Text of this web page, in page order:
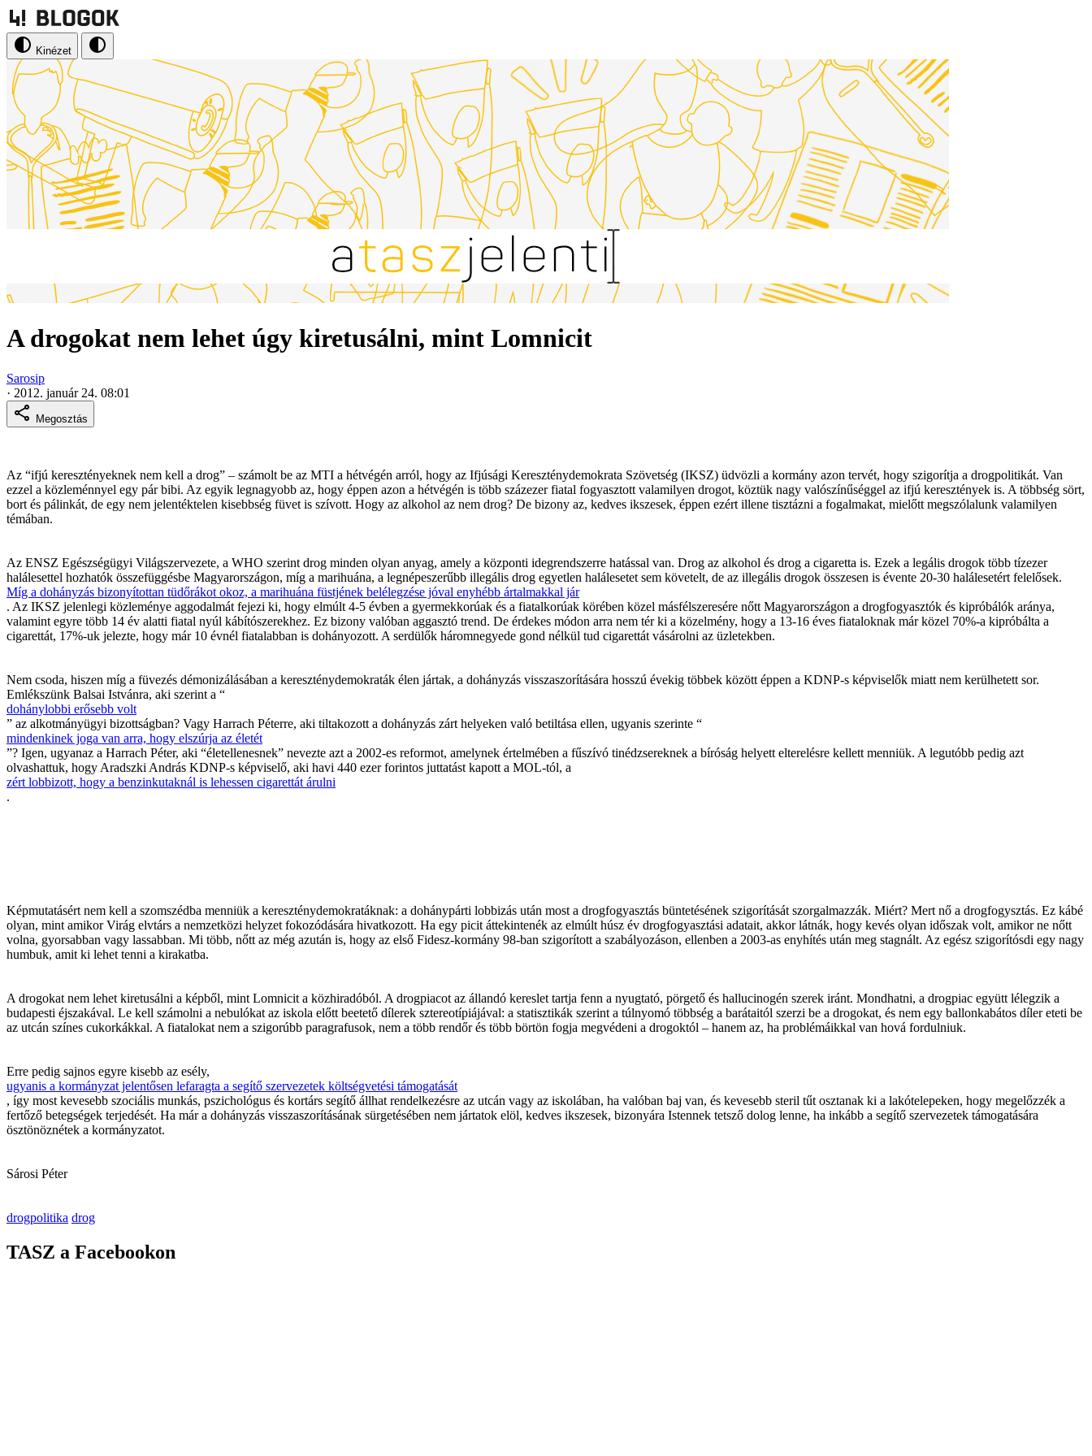
Kinézet
A drogokat nem lehet úgy kiretusálni, mint Lomnicit
Sarosip
· 2012. január 24. 08:01
Megosztás
Az “ifjú keresztényeknek nem kell a drog” – számolt be az MTI a hétvégén arról, hogy az Ifjúsági Kereszténydemokrata Szövetség (IKSZ) üdvözli a kormány azon tervét, hogy szigorítja a drogpolitikát. Van
ezzel a közleménnyel egy pár bibi. Az egyik legnagyobb az, hogy éppen azon a hétvégén is több százezer fiatal fogyasztott valamilyen drogot, köztük nagy valószínűséggel az ifjú keresztények is. A többség sört,
bort és pálinkát, de egy nem jelentéktelen kisebbség füvet is szívott. Hogy az alkohol az nem drog? De bizony az, kedves ikszesek, éppen ezért illene tisztázni a fogalmakat, mielőtt megszólalunk valamilyen
témában.
Az ENSZ Egészségügyi Világszervezete, a WHO szerint drog minden olyan anyag, amely a központi idegrendszerre hatással van. Drog az alkohol és drog a cigaretta is. Ezek a legális drogok több tízezer
halálesettel hozhatók összefüggésbe Magyarországon, míg a marihuána, a legnépeszerűbb illegális drog egyetlen halálesetet sem követelt, de az illegális drogok összesen is évente 20-30 halálesetért felelősek.
Míg a dohányzás bizonyítottan tüdőrákot okoz, a marihuána füstjének belélegzése jóval enyhébb ártalmakkal jár
. Az IKSZ jelenlegi közleménye aggodalmát fejezi ki, hogy elmúlt 4-5 évben a gyermekkorúak és a fiatalkorúak körében közel másfélszeresére nőtt Magyarországon a drogfogyasztók és kipróbálók aránya,
valamint egyre több 14 év alatti fiatal nyúl kábítószerekhez. Ez bizony valóban aggasztó trend. De érdekes módon arra nem tér ki a közelmény, hogy a 13-16 éves fiataloknak már közel 70%-a kipróbálta a
cigarettát, 17%-uk jelezte, hogy már 10 évnél fiatalabban is dohányozott. A serdülők háromnegyede gond nélkül tud cigarettát vásárolni az üzletekben.
Nem csoda, hiszen míg a füvezés démonizálásában a kereszténydemokraták élen jártak, a dohányzás visszaszorítására hosszú évekig többek között éppen a KDNP-s képviselők miatt nem kerülhetett sor.
Emlékszünk Balsai Istvánra, aki szerint a “
dohánylobbi erősebb volt
” az alkotmányügyi bizottságban? Vagy Harrach Péterre, aki tiltakozott a dohányzás zárt helyeken való betiltása ellen, ugyanis szerinte “
mindenkinek joga van arra, hogy elszúrja az életét
”? Igen, ugyanaz a Harrach Péter, aki “életellenesnek” nevezte azt a 2002-es reformot, amelynek értelmében a fűszívó tinédzsereknek a bíróság helyett elterelésre kellett menniük. A legutóbb pedig azt
olvashattuk, hogy Aradszki András KDNP-s képviselő, aki havi 440 ezer forintos juttatást kapott a MOL-tól, a
zért lobbizott, hogy a benzinkutaknál is lehessen cigarettát árulni
.
Képmutatásért nem kell a szomszédba menniük a kereszténydemokratáknak: a dohánypárti lobbizás után most a drogfogyasztás büntetésének szigorítását szorgalmazzák. Miért? Mert nő a drogfogysztás. Ez kábé
olyan, mint amikor Virág elvtárs a nemzetközi helyzet fokozódására hivatkozott. Ha egy picit áttekintenék az elmúlt húsz év drogfogyasztási adatait, akkor látnák, hogy kevés olyan időszak volt, amikor ne nőtt
volna, gyorsabban vagy lassabban. Mi több, nőtt az még azután is, hogy az első Fidesz-kormány 98-ban szigorított a szabályozáson, ellenben a 2003-as enyhítés után meg stagnált. Az egész szigorítósdi egy nagy
humbuk, amit ki lehet tenni a kirakatba.
A drogokat nem lehet kiretusálni a képből, mint Lomnicit a közhiradóból. A drogpiacot az állandó kereslet tartja fenn a nyugtató, pörgető és hallucinogén szerek iránt. Mondhatni, a drogpiac együtt lélegzik a
budapesti éjszakával. Le kell számolni a nebulókat az iskola előtt beetető dílerek sztereotípiájával: a statisztikák szerint a túlnyomó többség a barátaitól szerzi be a drogokat, és nem egy ballonkabátos díler eteti be
az utcán színes cukorkákkal. A fiatalokat nem a szigorúbb paragrafusok, nem a több rendőr és több börtön fogja megvédeni a drogoktól – hanem az, ha problémáikkal van hová fordulniuk.
Erre pedig sajnos egyre kisebb az esély,
ugyanis a kormányzat jelentősen lefaragta a segítő szervezetek költségvetési támogatását
, így most kevesebb szociális munkás, pszichológus és kortárs segítő állhat rendelkezésre az utcán vagy az iskolában, ha valóban baj van, és kevesebb steril tűt osztanak ki a lakótelepeken, hogy megelőzzék a
fertőző betegségek terjedését. Ha már a dohányzás visszaszorításának sürgetésében nem jártatok elöl, kedves ikszesek, bizonyára Istennek tetsző dolog lenne, ha inkább a segítő szervezetek támogatására
ösztönöznétek a kormányzatot.
Sárosi Péter
drogpolitika drog
TASZ a Facebookon